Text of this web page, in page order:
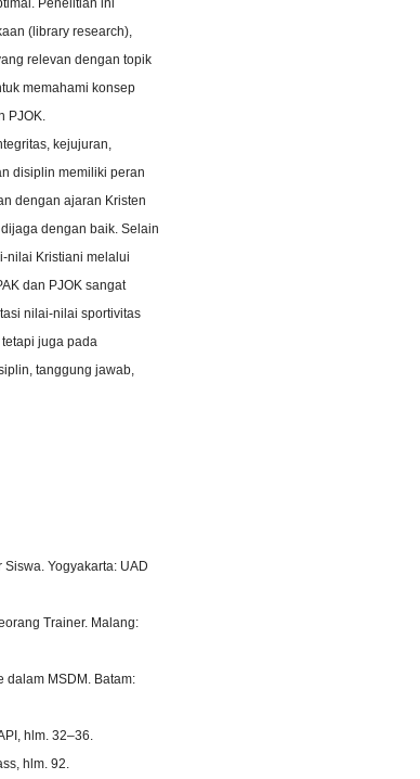
(library research),
relevan dengan topik
memahami konsep
PJOK.
kejujuran,
disiplin memiliki peran
dengan ajaran Kristen
dengan baik. Selain
nilai Kristiani melalui
dan PJOK sangat
nilai-nilai sportivitas
juga pada
tanggung jawab,
Yogyakarta: UAD
Trainer. Malang:
dalam MSDM. Batam:
hlm. 32–36.
hlm. 92.